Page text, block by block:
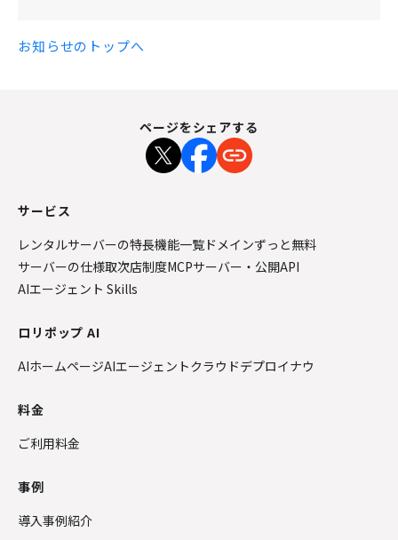
お知らせのトップへ
ページをシェアする
サービス
レンタルサーバーの特長機能一覧 ドメインずっと無料
サーバーの仕様取次店制度MCPサーバー・公開API
AIエージェント Skills
ロリポップ AI
AIホームページAIエージェントクラウドデプロイナウ
料金
ご利用料金
事例
導入事例紹介